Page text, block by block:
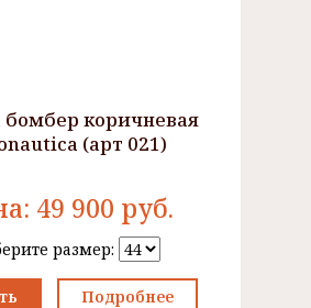
бомбер коричневая
(арт 021)
49 900 руб.
размер:
Подробнее